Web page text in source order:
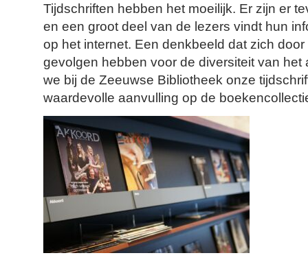
Tijdschriften hebben het moeilijk. Er zijn er
en een groot deel van de lezers vindt hun
op het internet. Een denkbeeld dat zich
gevolgen hebben voor de diversiteit van
we bij de Zeeuwse Bibliotheek onze
waardevolle aanvulling op de